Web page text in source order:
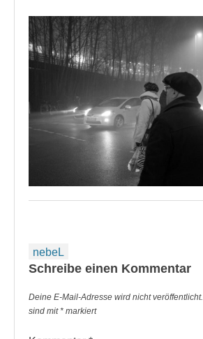
Beitragsnavigation
nebeL
Schreibe einen Kommentar
Deine E-Mail-Adresse wird nicht veröffentlicht.
sind mit* markiert